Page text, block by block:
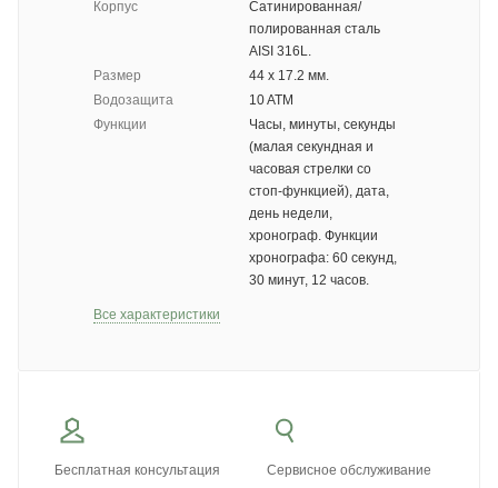
Корпус
Сатинированная/
полированная сталь
AISI 316L.
Размер
44 х 17.2 мм.
Водозащита
10 ATM
Функции
Часы, минуты, секунды
(малая секундная и
часовая стрелки со
стоп-функцией), дата,
день недели,
хронограф. Функции
хронографа: 60 секунд,
30 минут, 12 часов.
Все характеристики
Бесплатная консультация Сервисное обслуживание